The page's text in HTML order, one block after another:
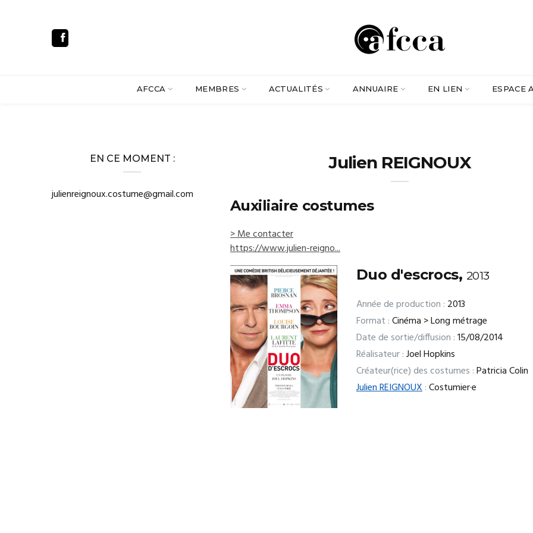
AFCCA MEMBRES ACTUALITÉS ANNUAIRE EN LIEN ESPACE
Julien REIGNOUX
Auxiliaire costumes
> Me contacter
https://www.julien-reigno...
Duo d'escrocs, 2013
Année de production : 2013
Format :Cinéma > Long métrage
Date de sortie/diffusion :15/08/2014
Réalisateur :Joel Hopkins
Créateur(rice) des costumes :Patricia Colin
Julien REIGNOUX:Costumier·e
EN CE MOMENT :
julienreignoux.costume@gmail.com